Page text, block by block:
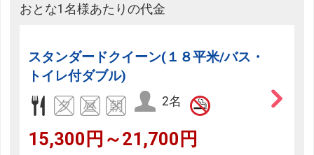
おとな1名様あたりの代金
スタンダードクイーン(１８平米/バス・
トイレ付ダブル)
2名
15,300円～21,700円